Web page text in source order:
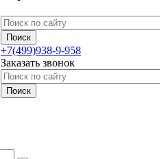
+7(499)938-9-958
Заказать звонок